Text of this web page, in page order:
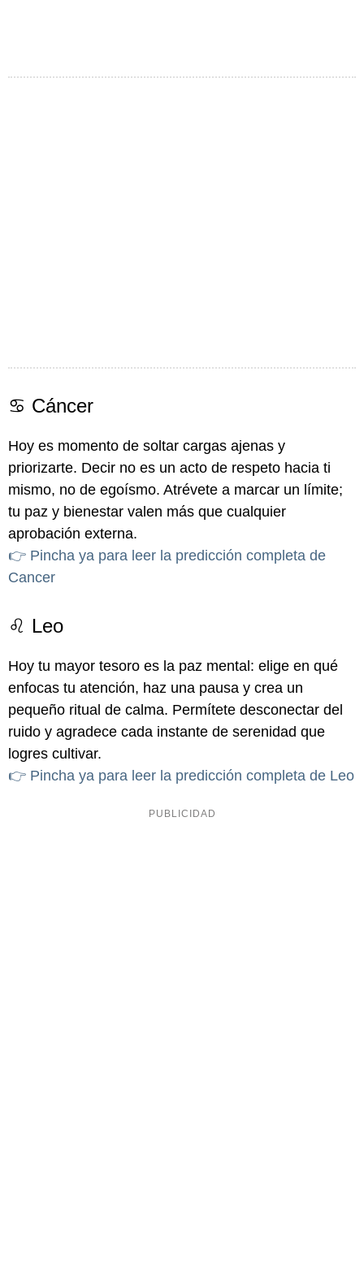
♋ Cáncer
Hoy es momento de soltar cargas ajenas y
priorizarte. Decir no es un acto de respeto hacia ti
mismo, no de egoísmo. Atrévete a marcar un límite;
tu paz y bienestar valen más que cualquier
aprobación externa.
👉 Pincha ya para leer la predicción completa de
Cancer
♌ Leo
Hoy tu mayor tesoro es la paz mental: elige en qué
enfocas tu atención, haz una pausa y crea un
pequeño ritual de calma. Permítete desconectar del
ruido y agradece cada instante de serenidad que
logres cultivar.
👉 Pincha ya para leer la predicción completa de Leo